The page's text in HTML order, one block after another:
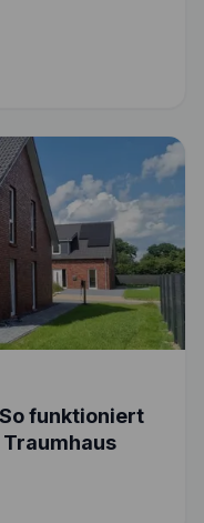
funktioniert